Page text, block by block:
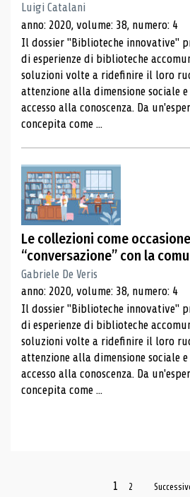
Luigi Catalani
anno: 2020, volume: 38, numero: 4
Il dossier "Biblioteche innovative"
di esperienze di biblioteche
soluzioni volte a ridefinire il loro
attenzione alla dimensione sociale
accesso alla conoscenza. Da
concepita come ...
Le collezioni come
“conversazione” con la
Gabriele De Veris
anno: 2020, volume: 38, numero: 4
Il dossier "Biblioteche innovative"
di esperienze di biblioteche
soluzioni volte a ridefinire il loro
attenzione alla dimensione sociale
accesso alla conoscenza. Da
concepita come ...
1 2